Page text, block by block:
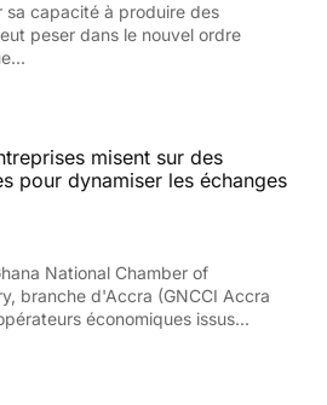
sa capacité à produire des
peser dans le nouvel ordre
misent sur des
pour dynamiser les échanges
National Chamber of
branche d'Accra (GNCCI Accra
économiques issus...